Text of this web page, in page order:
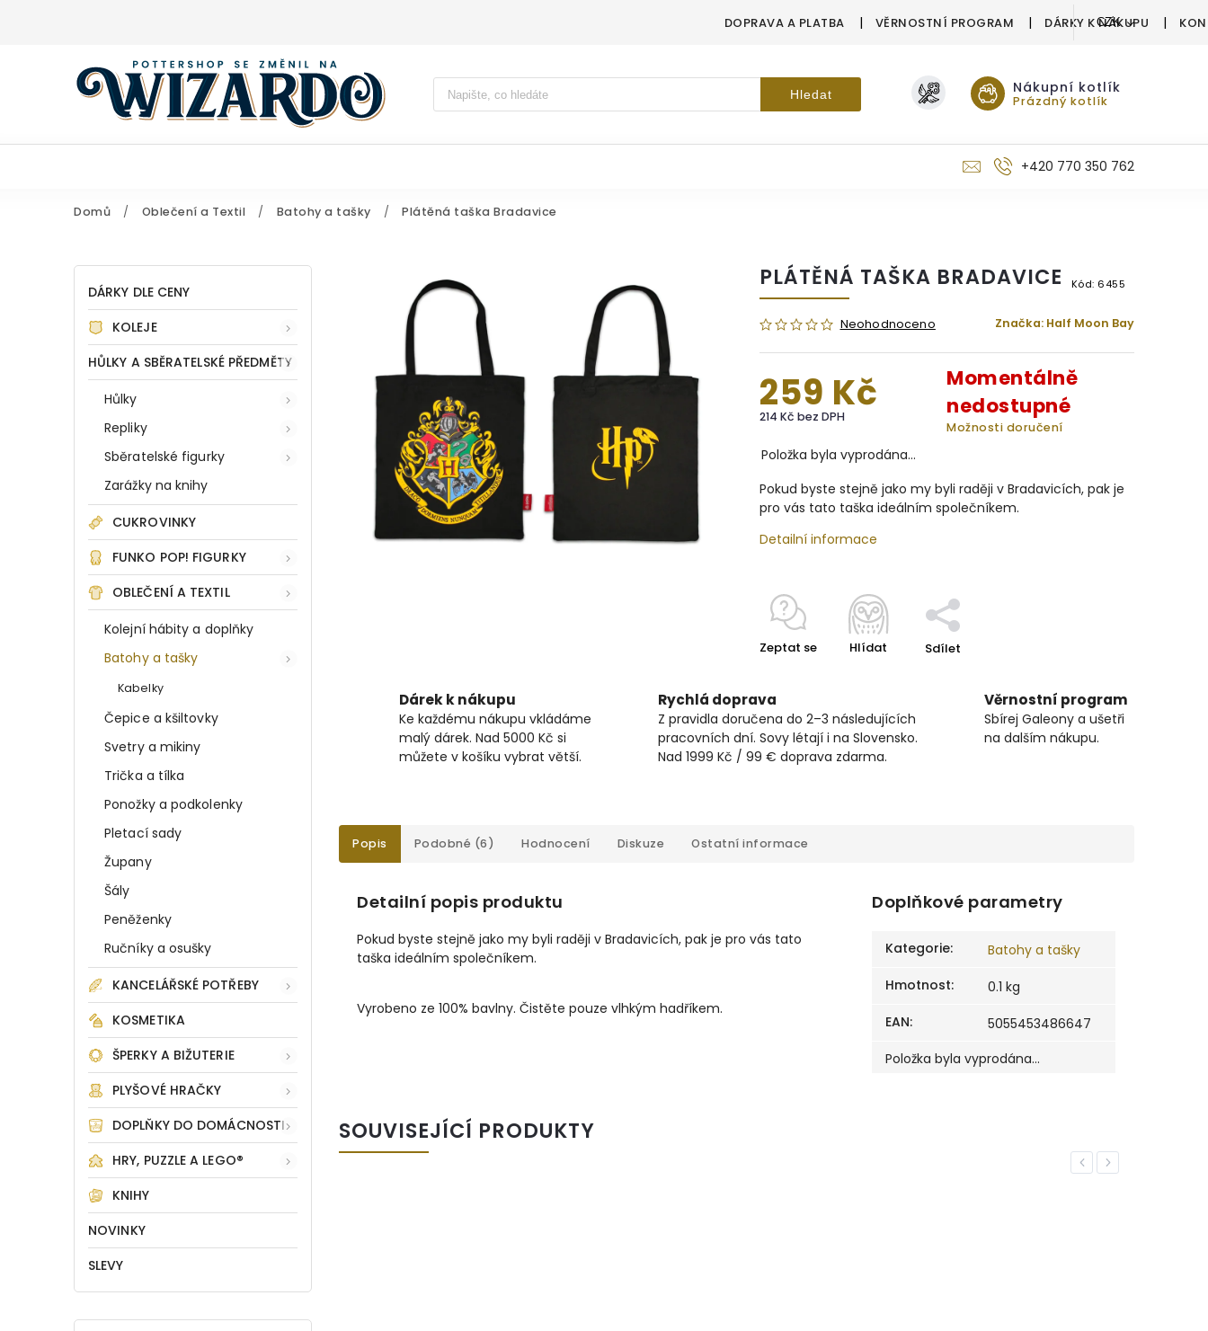
DOPRAVA A PLATBA VĚRNOSTNÍ PROGRAM DÁRKY K NÁKUPU
CZK
Vyhledávání Hledat Nákupní kotlík
Prázdný kotlík
+420 770 350 762
Domů / Oblečení a Textil / Batohy a tašky / Plátěná taška Bradavice
DÁRKY DLE CENY
KOLEJE
HŮLKY A SBĚRATELSKÉ PŘEDMĚTY
Hůlky
Repliky
Sběratelské figurky
Zarážky na knihy
CUKROVINKY
FUNKO POP! FIGURKY
OBLEČENÍ A TEXTIL
Kolejní hábity a doplňky
Batohy a tašky
Kabelky
Čepice a kšiltovky
Svetry a mikiny
Trička a tílka
Ponožky a podkolenky
Pletací sady
Župany
Šály
Peněženky
Ručníky a osušky
KANCELÁŘSKÉ POTŘEBY
KOSMETIKA
ŠPERKY A BIŽUTERIE
PLYŠOVÉ HRAČKY
DOPLŇKY DO DOMÁCNOSTI
HRY, PUZZLE A LEGO®
KNIHY
NOVINKY
SLEVY
PLÁTĚNÁ TAŠKA BRADAVICE Kód: 6455
Neohodnoceno Značka: Half Moon Bay
259 Kč
214 Kč bez DPH
Momentálně
nedostupné
Možnosti doručení
Položka byla vyprodána…
Pokud byste stejně jako my byli raději v Bradavicích, pak je
pro vás tato taška ideálním společníkem.
Detailní informace
Zeptat se Hlídat Sdílet
Dárek k nákupu
Ke každému nákupu vkládáme
malý dárek. Nad 5000 Kč si
můžete v košíku vybrat větší.
Rychlá doprava
Z pravidla doručena do 2–3 následujících
pracovních dní. Sovy létají i na Slovensko.
Nad 1999 Kč / 99 € doprava zdarma.
Věrnostní program
Sbírej Galeony a ušetři
na dalším nákupu.
Popis Podobné (6) Hodnocení Diskuze Ostatní informace
Detailní popis produktu
Pokud byste stejně jako my byli raději v Bradavicích, pak je pro vás tato
taška ideálním společníkem.
Vyrobeno ze 100% bavlny. Čistěte pouze vlhkým hadříkem.
Doplňkové parametry
Kategorie:
Batohy a tašky
Hmotnost:
0.1 kg
EAN:
5055453486647
Položka byla vyprodána…
SOUVISEJÍCÍ PRODUKTY
Previous
Next